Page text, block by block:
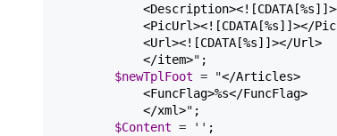
<Description><![CDATA[%s]]></
<PicUrl><![CDATA[%s]]></
<Url><![CDATA[%s]]></Url>
</item>" ;
$newTplFoot = "</Articles>
<FuncFlag>%s</FuncFlag>
</xml>" ;
$Content = '' ;